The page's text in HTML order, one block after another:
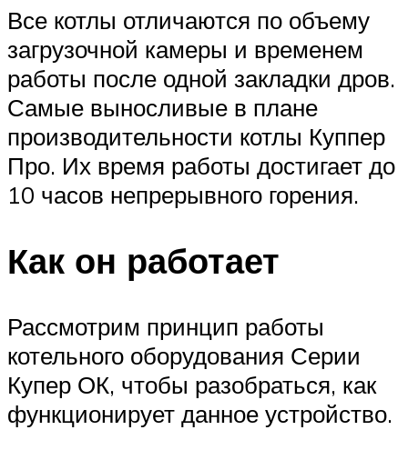
Все котлы отличаются по объему
загрузочной камеры и временем
работы после одной закладки дров.
Самые выносливые в плане
производительности котлы Куппер
Про. Их время работы достигает до
10 часов непрерывного горения.
Как он работает
Рассмотрим принцип работы
котельного оборудования Серии
Купер ОК, чтобы разобраться, как
функционирует данное устройство.